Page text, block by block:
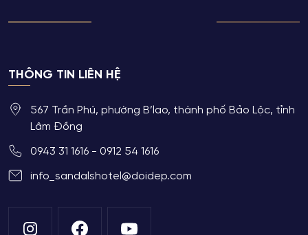
THÔNG TIN LIÊN HỆ
567 Trần Phú, phường B’lao, thành phố Bảo Lộc, tỉnh
Lâm Đồng
0943 31 1616 - 0912 54 1616
info_sandalshotel@doidep.com